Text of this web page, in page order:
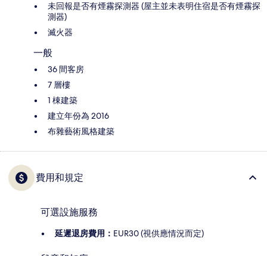
未回報是否有煙霧探測器 (屋主並未表明住宿是否有煙霧探
測器)
滅火器
一般
36 間客房
7 層樓
1 棟建築
建立年份為 2016
布雜藝術風格建築
費用和規定
可選設施服務
延遲退房費用： EUR30 (視供應情況而定)